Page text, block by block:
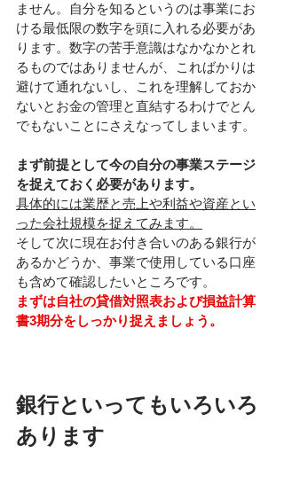
ません。自分を知るというのは事業にお
ける最低限の数字を頭に入れる必要があ
ります。数字の苦手意識はなかなかとれ
るものではありませんが、こればかりは
避けて通れないし、これを理解しておか
ないとお金の管理と直結するわけでとん
でもないことにさえなってしまいます。
まず前提として今の自分の事業ステージ
を捉えておく必要があります。
具体的には業歴と売上や利益や資産とい
った会社規模を捉えてみます。
そして次に現在お付き合いのある銀行が
あるかどうか、事業で使用している口座
も含めて確認したいところです。
まずは自社の貸借対照表および損益計算
書3期分をしっかり捉えましょう。
銀行といってもいろいろ
あります